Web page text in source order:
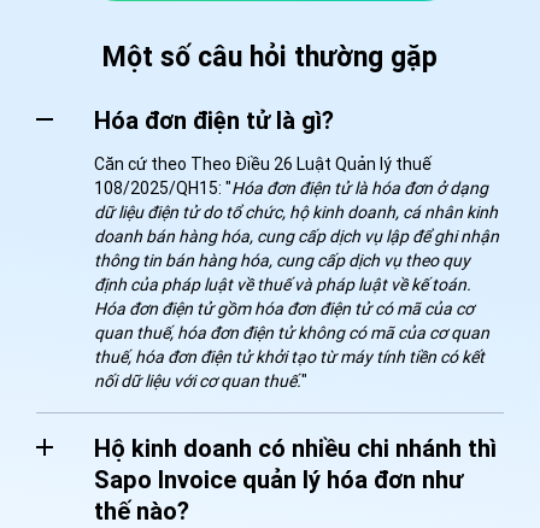
Một số câu hỏi thường gặp
Hóa đơn điện tử là gì?
Căn cứ theo Theo Điều 26 Luật Quản lý thuế
108/2025/QH15: "Hóa đơn điện tử là hóa đơn ở dạng
dữ liệu điện tử do tổ chức, hộ kinh doanh, cá nhân kinh
doanh bán hàng hóa, cung cấp dịch vụ lập để ghi nhận
thông tin bán hàng hóa, cung cấp dịch vụ theo quy
định của pháp luật về thuế và pháp luật về kế toán.
Hóa đơn điện tử gồm hóa đơn điện tử có mã của cơ
quan thuế, hóa đơn điện tử không có mã của cơ quan
thuế, hóa đơn điện tử khởi tạo từ máy tính tiền có kết
nối dữ liệu với cơ quan thuế."
Hộ kinh doanh có nhiều chi nhánh thì
Sapo Invoice quản lý hóa đơn như
thế nào?